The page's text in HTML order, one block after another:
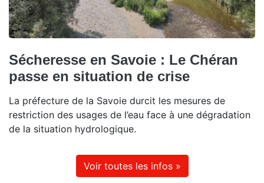
Sécheresse en Savoie : Le Chéran
passe en situation de crise
La préfecture de la Savoie durcit les mesures de
restriction des usages de l’eau face à une dégradation
de la situation hydrologique.
Voir toutes les infos »